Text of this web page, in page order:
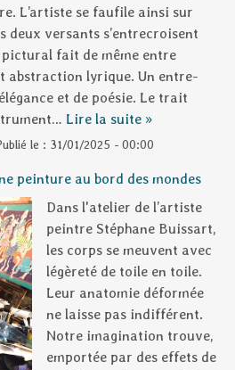
L’artiste se faufile ainsi sur
deux versants s’entrecroisent
fait de même entre
abstraction lyrique. Un entre-
et de poésie. Le trait
Lire la suite »
le : 31/01/2025 - 00:00
peinture au bord des mondes
Dans l'atelier de l’artiste
peintre Stéphane Buissart,
les corps se meuvent avec
légèreté de toile en toile.
Leur anatomie déformée
ne laisse pas indifférent.
Notre imagination trouve,
emportée par des effets de